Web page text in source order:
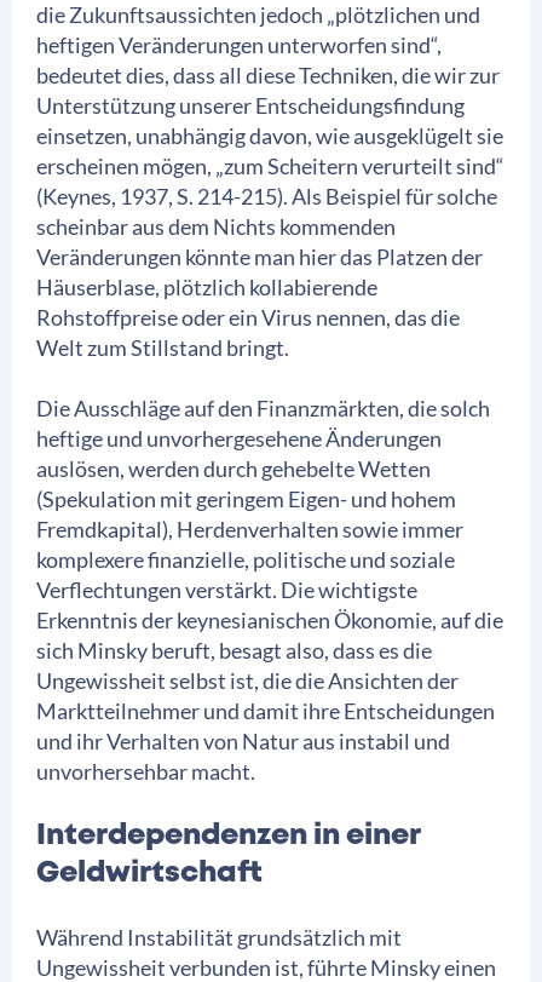
die Zukunftsaussichten jedoch „plötzlichen und
heftigen Veränderungen unterworfen sind“,
bedeutet dies, dass all diese Techniken, die wir zur
Unterstützung unserer Entscheidungsfindung
einsetzen, unabhängig davon, wie ausgeklügelt sie
erscheinen mögen, „zum Scheitern verurteilt sind“
(Keynes, 1937, S. 214-215). Als Beispiel für solche
scheinbar aus dem Nichts kommenden
Veränderungen könnte man hier das Platzen der
Häuserblase, plötzlich kollabierende
Rohstoffpreise oder ein Virus nennen, das die
Welt zum Stillstand bringt.
Die Ausschläge auf den Finanzmärkten, die solch
heftige und unvorhergesehene Änderungen
auslösen, werden durch gehebelte Wetten
(Spekulation mit geringem Eigen- und hohem
Fremdkapital), Herdenverhalten sowie immer
komplexere finanzielle, politische und soziale
Verflechtungen verstärkt. Die wichtigste
Erkenntnis der keynesianischen Ökonomie, auf die
sich Minsky beruft, besagt also, dass es die
Ungewissheit selbst ist, die die Ansichten der
Marktteilnehmer und damit ihre Entscheidungen
und ihr Verhalten von Natur aus instabil und
unvorhersehbar macht.
Interdependenzen in einer
Geldwirtschaft
Während Instabilität grundsätzlich mit
Ungewissheit verbunden ist, führte Minsky einen